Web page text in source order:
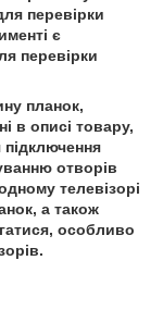
перевірки
є
перевірки
планок,
в описі товару,
отворів
телевізорі
а також
особливо